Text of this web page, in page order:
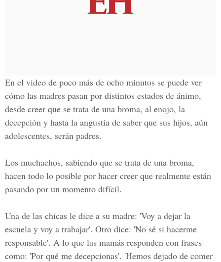
En el video de poco más de ocho minutos se puede ver
cómo las madres pasan por distintos estados de ánimo,
desde creer que se trata de una broma, al enojo, la
decepción y hasta la angustia de saber que sus hijos, aún
adolescentes, serán padres.
Los muchachos, sabiendo que se trata de una broma,
hacen todo lo posible por hacer creer que realmente están
pasando por un momento difícil.
Una de las chicas le dice a su madre: 'Voy a dejar la
escuela y voy a trabajar'. Otro dice: 'No sé si hacerme
responsable'. A lo que las mamás responden con frases
como: 'Por qué me decepcionas'. 'Hemos dejado de comer